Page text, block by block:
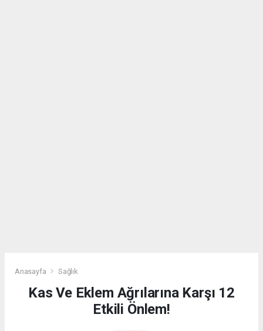
Anasayfa Sağlık
Kas Ve Eklem Ağrılarına Karşı 12
Etkili Önlem!